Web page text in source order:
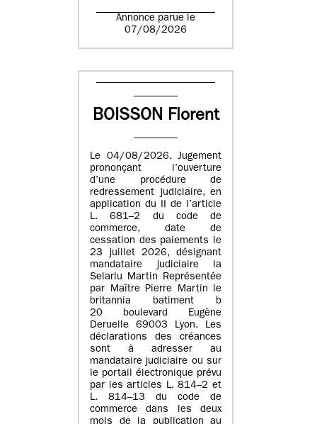
Annonce parue le
07/08/2026
BOISSON Florent
Le 04/08/2026. Jugement
prononçant l’ouverture
d’une procédure de
redressement judiciaire, en
application du II de l’article
L. 681–2 du code de
commerce, date de
cessation des paiements le
23 juillet 2026, désignant
mandataire judiciaire la
Selarlu Martin Représentée
par Maître Pierre Martin le
britannia batiment b
20 boulevard Eugène
Deruelle 69003 Lyon. Les
déclarations des créances
sont à adresser au
mandataire judiciaire ou sur
le portail électronique prévu
par les articles L. 814–2 et
L. 814–13 du code de
commerce dans les deux